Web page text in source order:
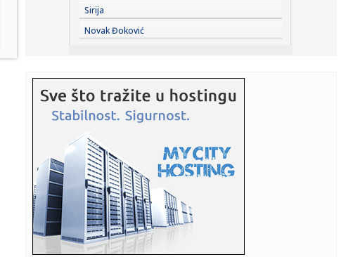
08:49:Faraonski doček: Salah predstavljen pred 41.000 navijača
VIDEO
08:49: Tajfun Delfin se približava ostrvima na jugu Japana,
zatvoren ae...
08:44:
08:46:Devet aktivnih požara na otvorenom u Srbiji; Milenković:
"Spre...
08:42:Фудбалери Борца победили Витебск у ...
08:41:Тикток ограничава употребу ...
Sirija
Novak Đoković